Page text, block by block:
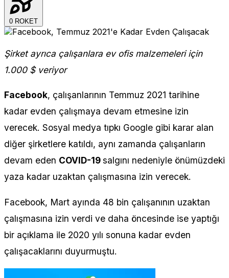
0 ROKET
Şirket ayrıca çalışanlara ev ofis malzemeleri için
1.000 $ veriyor
Facebook, çalışanlarının Temmuz 2021 tarihine
kadar evden çalışmaya devam etmesine izin
verecek. Sosyal medya tıpkı Google gibi karar alan
diğer şirketlere katıldı, aynı zamanda çalışanların
devam eden COVID-19salgını nedeniyle önümüzdeki
yaza kadar uzaktan çalışmasına izin verecek.
Facebook, Mart ayında 48 bin çalışanının uzaktan
çalışmasına izin verdi ve daha öncesinde ise yaptığı
bir açıklama ile 2020 yılı sonuna kadar evden
çalışacaklarını duyurmuştu.